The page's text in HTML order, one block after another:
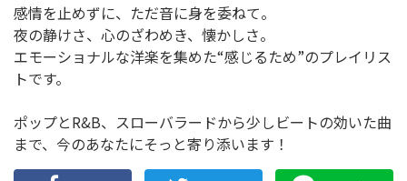
感情を止めずに、ただ音に身を委ねて。
夜の静けさ、心のざわめき、懐かしさ。
エモーショナルな洋楽を集めた“感じるため”のプレイリス
トです。
ポップとR&B、スローバラードから少しビートの効いた曲
まで、今のあなたにそっと寄り添います！